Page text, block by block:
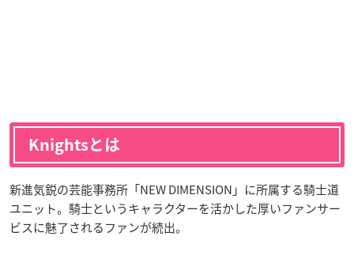
Knightsとは
新進気鋭の芸能事務所「NEW DIMENSION」に所属する騎士道
ユニット。騎士というキャラクターを活かした厚いファンサー
ビスに魅了されるファンが続出。